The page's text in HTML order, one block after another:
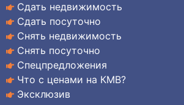
Сдать недвижимость
Сдать посуточно
Снять недвижимость
Снять посуточно
Спецпредложения
Что с ценами на КМВ?
Эксклюзив